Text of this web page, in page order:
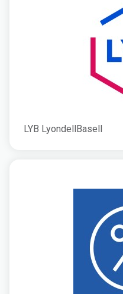
LYB LyondellBasell